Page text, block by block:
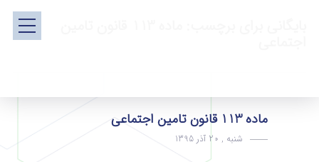
ماده 113 قانون تامین اجتماعی
شنبه , 20 آذر 1395